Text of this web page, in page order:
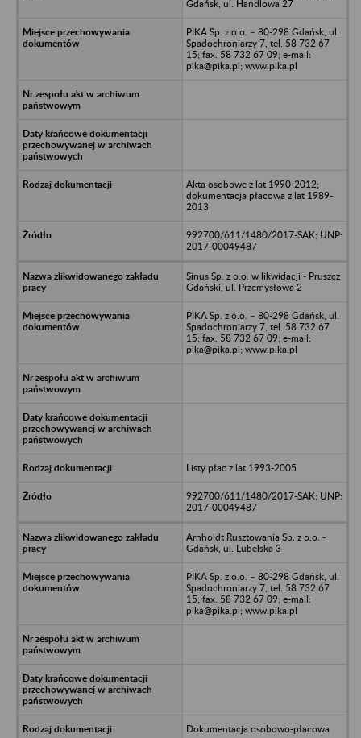
Gdańsk, ul. Handlowa 27
PIKA Sp. z o.o. – 80-298 Gdańsk, ul.
Spadochroniarzy 7, tel. 58 732 67
15; fax. 58 732 67 09; e-mail:
pika@pika.pl; www.pika.pl
Akta osobowe z lat 1990-2012;
dokumentacja płacowa z lat 1989-
2013
992700/611/1480/2017-SAK; UNP:
2017-00049487
Sinus Sp. z o.o. w likwidacji - Pruszcz
Gdański, ul. Przemysłowa 2
PIKA Sp. z o.o. – 80-298 Gdańsk, ul.
Spadochroniarzy 7, tel. 58 732 67
15; fax. 58 732 67 09; e-mail:
pika@pika.pl; www.pika.pl
Listy płac z lat 1993-2005
992700/611/1480/2017-SAK; UNP:
2017-00049487
Arnholdt Rusztowania Sp. z o.o. -
Gdańsk, ul. Lubelska 3
PIKA Sp. z o.o. – 80-298 Gdańsk, ul.
Spadochroniarzy 7, tel. 58 732 67
15; fax. 58 732 67 09; e-mail:
pika@pika.pl; www.pika.pl
Dokumentacja osobowo-płacowa